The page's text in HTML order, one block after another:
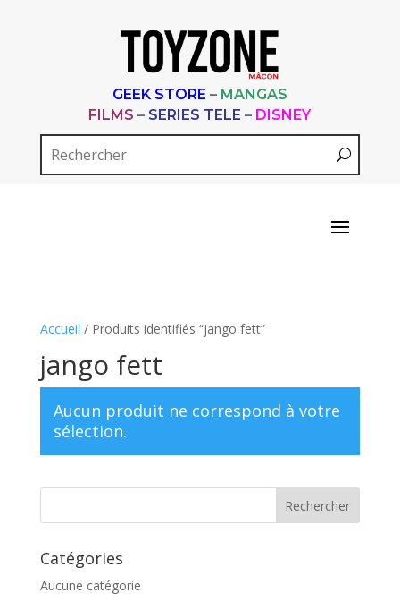
GEEK STORE – MANGAS
FILMS – SERIES TELE – DISNEY
Accueil / Produits identifiés “jango fett”
jango fett
Aucun produit ne correspond à votre
sélection.
Catégories
Aucune catégorie